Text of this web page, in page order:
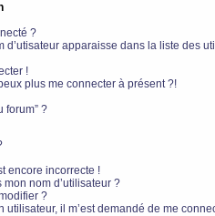
?
apparaisse dans la liste des
!
plus me connecter à présent ?!
forum” ?
encore incorrecte !
nom d’utilisateur ?
?
utilisateur, il m’est demandé de me